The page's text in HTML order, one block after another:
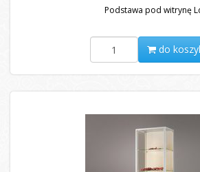
Podstawa pod witrynę
do